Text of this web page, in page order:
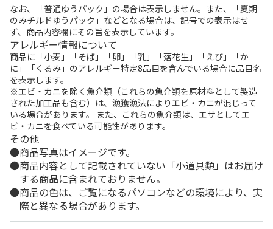
なお、「普通ゆうパック」の場合は表示しません。また、「夏期
のみチルドゆうパック」などとなる場合は、記号での表示はせ
ず、商品内容欄にその旨を表示しています。
アレルギー情報について
商品に「小麦」「そば」「卵」「乳」「落花生」「えび」「か
に」「くるみ」のアレルギー特定8品目を含んでいる場合に品目名
を表示します。
※エビ・カニを除く魚介類（これらの魚介類を原材料として製造
された加工品も含む）は、漁獲漁法によりエビ・カニが混じって
いる場合があります。 また、これらの魚介類は、エサとしてエ
ビ・カニを食べている可能性があります。
その他
商品写真はイメージです。
商品内容として記載されていない「小道具類」はお届け
する商品に含まれておりません。
商品の色は、ご覧になるパソコンなどの環境により、実
際と異なる場合があります。